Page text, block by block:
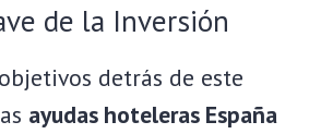
de la Inversión
detrás de este
ayudas hoteleras España